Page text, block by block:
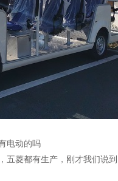
电动的吗
菱都有生产，刚才我们说